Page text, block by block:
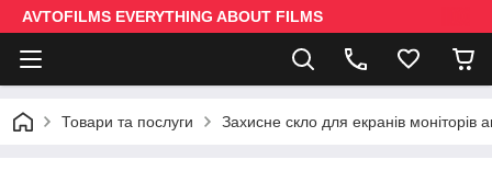
AVTOFILMS EVERYTHING ABOUT FILMS
Товари та послуги Захисне скло для екранів моніторів